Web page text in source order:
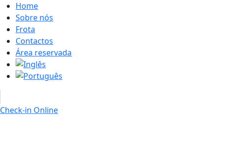
Home
Sobre nós
Frota
Contactos
Área reservada
Check-in Online